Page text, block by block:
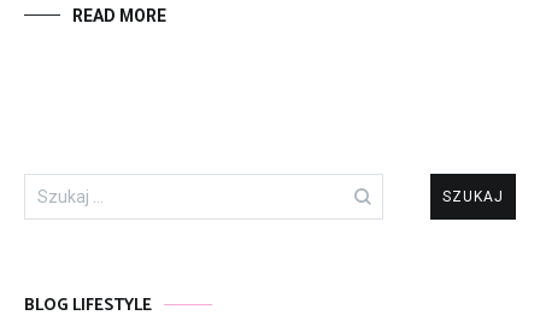
READ MORE
BLOG LIFESTYLE